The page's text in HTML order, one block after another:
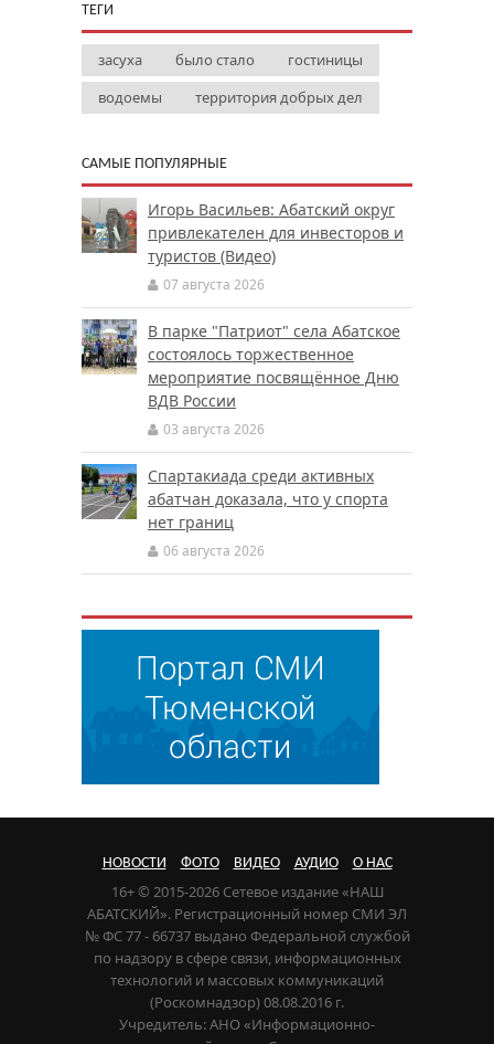
ТЕГИ
засуха было стало
гостиницы
водоемы
территория добрых дел
САМЫЕ ПОПУЛЯРНЫЕ
Игорь Васильев: Абатский округ
привлекателен для инвесторов и
туристов (Видео)
07 августа 2026
В парке "Патриот" села Абатское
состоялось торжественное
мероприятие посвящённое Дню
ВДВ России
03 августа 2026
Спартакиада среди активных
абатчан доказала, что у спорта
нет границ
06 августа 2026
НОВОСТИ ФОТО ВИДЕО АУДИО О НАС
16+ © 2015-2026 Сетевое издание «НАШ
АБАТСКИЙ». Регистрационный номер СМИ ЭЛ
№ ФС 77 - 66737 выдано Федеральной службой
по надзору в сфере связи, информационных
технологий и массовых коммуникаций
(Роскомнадзор) 08.08.2016 г.
Учредитель: АНО «Информационно-